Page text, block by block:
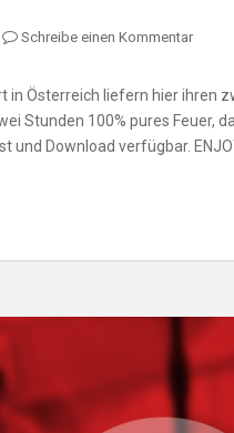
Schreibe einen Kommentar
in Österreich liefern hier ihren
Stunden 100% pures Feuer,
und Download verfügbar.